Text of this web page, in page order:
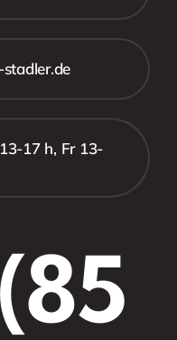
17 h, Fr 13-